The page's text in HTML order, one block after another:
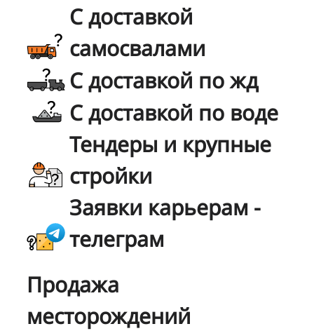
С доставкой
самосвалами
С доставкой по жд
С доставкой по воде
Тендеры и крупные
стройки
Заявки карьерам -
телеграм
Продажа
месторождений